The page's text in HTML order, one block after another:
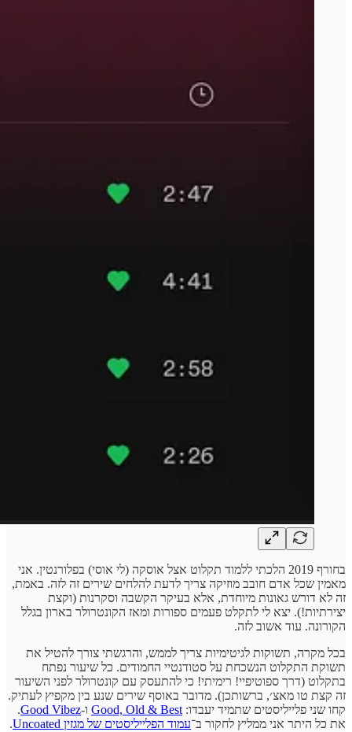
בחורף 2019 הלכתי ללמוד תקלוט אצל אוסקה (לי אוסי) בפלורנטין. אני
מאמין שכל אדם חובב מוזיקה צריך לדעת להלחים שירים זה לזה. באמת,
זה לא דורש גאונות מיוחדת, אלא בעיקר הקשבה וסקרנות (וקצת
יצירתיות!). יצא לי לתקלט פעמים ספורות ומאז הקונטרולר בארון בגלל
הקורונה. עוד אשוב לזה.
בכל מקרה, תשוקות לגיטימיות צריך לממש, והרגשתי צורך להטיל את
תשוקת התקלוט הנשכחת על סטודנטיי החמודים. כל שיעור נפתח
בתקלוט (דרך ספוטיפיי! רימיתי! כי להתעסק עם קונטרולר לפני השיעור
זה קצת טו מאצ׳, ברשותכן). מדובר באוסף שירים שנע בין מקפיץ לעתיק.
קחו שני פלייליסטים שתמיד יעבדו: Good, Old & Best ו-Good Vibez
.
את כל היתר אני ממליץ לחקור ב־עמוד הפלייליסטים של מגזין Uncoated
.